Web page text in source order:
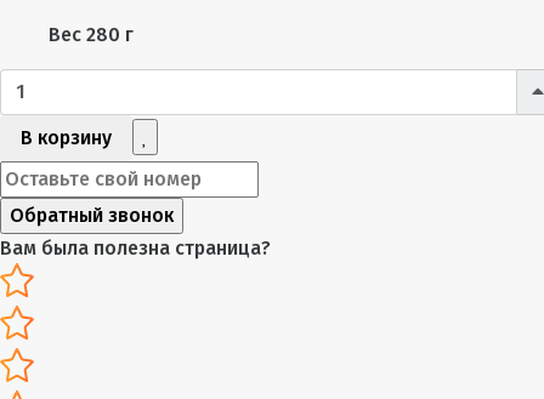
Вес 280 г
В корзину
Обратный звонок
Вам была полезна страница?